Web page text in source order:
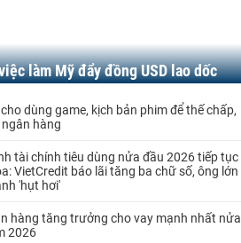
làm Mỹ đẩy đồng USD lao dốc
dùng game, kịch bản phim để thế chấp,
hàng
tài chính tiêu dùng nửa đầu 2026 tiếp tục
VietCredit báo lãi tăng ba chữ số, ông lớn
'hụt hơi'
hàng tăng trưởng cho vay mạnh nhất nửa
2026